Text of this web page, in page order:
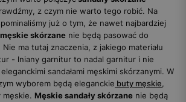
z czym nie warto tego robić. Na
już o tym, że nawet najbardziej
skórzane nie będą pasować do
ma tutaj znaczenia, z jakiego materiału
- lniany garnitur to nadal garnitur i nie
sandałami męskimi skórzanymi. W
wyborem będą eleganckie buty męskie
męskie. Męskie sandały skórzane nie będą